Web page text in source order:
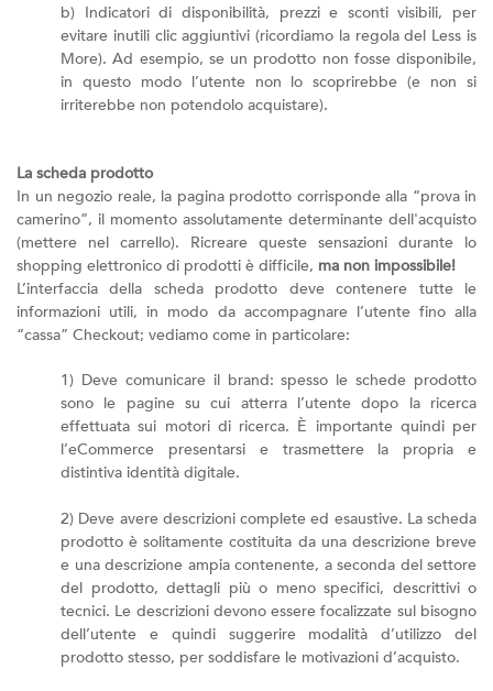
b) Indicatori di disponibilità, prezzi e sconti visibili, per
evitare inutili clic aggiuntivi (ricordiamo la regola del Less is
More). Ad esempio, se un prodotto non fosse disponibile,
in questo modo l’utente non lo scoprirebbe (e non si
irriterebbe non potendolo acquistare).
La scheda prodotto
In un negozio reale, la pagina prodotto corrisponde alla “prova in
camerino”, il momento assolutamente determinante dell'acquisto
(mettere nel carrello). Ricreare queste sensazioni durante lo
shopping elettronico di prodotti è difficile, ma non impossibile!
L’interfaccia della scheda prodotto deve contenere tutte le
informazioni utili, in modo da accompagnare l’utente fino alla
“cassa” Checkout; vediamo come in particolare:
1) Deve comunicare il brand: spesso le schede prodotto
sono le pagine su cui atterra l’utente dopo la ricerca
effettuata sui motori di ricerca. È importante quindi per
l’eCommerce presentarsi e trasmettere la propria e
distintiva identità digitale.
2) Deve avere descrizioni complete ed esaustive. La scheda
prodotto è solitamente costituita da una descrizione breve
e una descrizione ampia contenente, a seconda del settore
del prodotto, dettagli più o meno specifici, descrittivi o
tecnici. Le descrizioni devono essere focalizzate sul bisogno
dell’utente e quindi suggerire modalità d’utilizzo del
prodotto stesso, per soddisfare le motivazioni d’acquisto.